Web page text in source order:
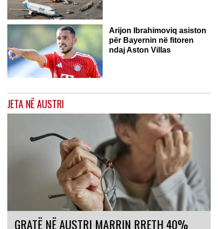
Arijon Ibrahimoviq asiston
për Bayernin në fitoren
ndaj Aston Villas
JETA NË AUSTRI
GRATË NË AUSTRI MARRIN RRETH 40%